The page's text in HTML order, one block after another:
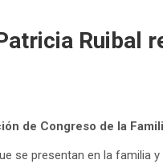
Ruibal
de Congreso de la
se presentan en la familia